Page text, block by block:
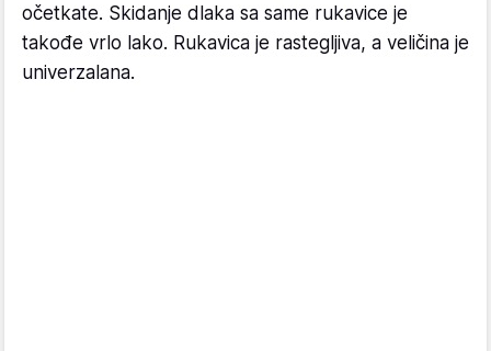
očetkate. Skidanje dlaka sa same rukavice je
takođe vrlo lako. Rukavica je rastegljiva, a veličina je
univerzalana.